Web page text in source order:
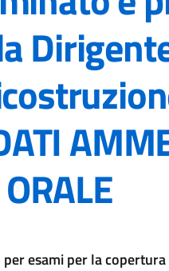
esami per la